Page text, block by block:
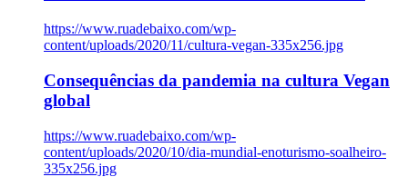
https://www.ruadebaixo.com/wp-
content/uploads/2020/11/cultura-vegan-335x256.jpg
Consequências da pandemia na cultura Vegan
global
https://www.ruadebaixo.com/wp-
content/uploads/2020/10/dia-mundial-enoturismo-soalheiro-
335x256.jpg